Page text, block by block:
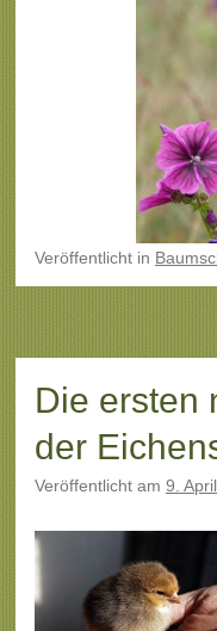
Veröffentlicht in
Die ersten
der
Veröffentlicht am 9.